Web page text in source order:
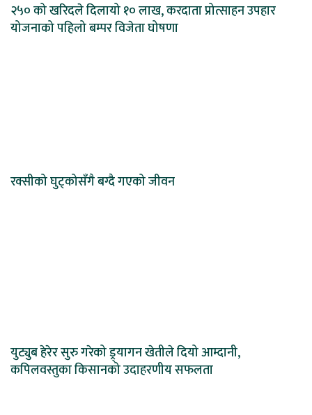
२५० को खरिदले दिलायो १० लाख, करदाता प्रोत्साहन उपहार
योजनाको पहिलो बम्पर विजेता घोषणा
रक्सीको घुट्कोसँगै बग्दै गएको जीवन
युट्युब हेरेर सुरु गरेको ड्र्यागन खेतीले दियो आम्दानी,
कपिलवस्तुका किसानको उदाहरणीय सफलता